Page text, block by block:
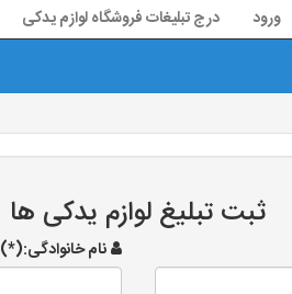
ورود درج تبلیغات فروشگاه لوازم یدکی
ثبت تبلیغ لوازم یدکی ها
نام خانوادگی:(*)